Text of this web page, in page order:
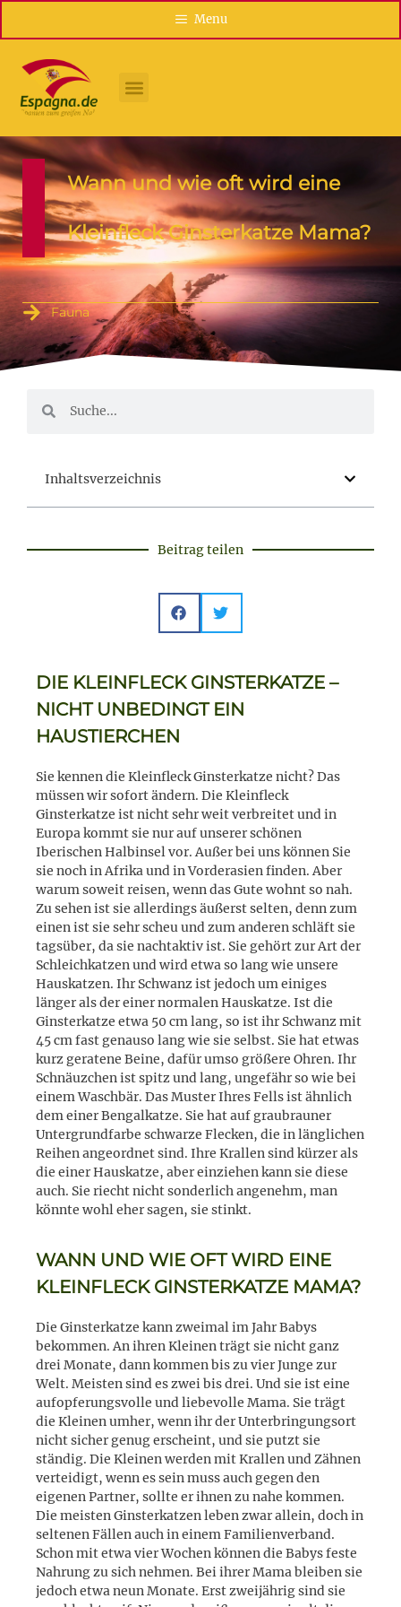
Menu
Wann und wie oft wird eine
Kleinfleck Ginsterkatze Mama?
Fauna
DIE KLEINFLECK GINSTERKATZE –
NICHT UNBEDINGT EIN
HAUSTIERCHEN
Sie kennen die Kleinfleck Ginsterkatze nicht? Das
müssen wir sofort ändern. Die Kleinfleck
Ginsterkatze ist nicht sehr weit verbreitet und in
Europa kommt sie nur auf unserer schönen
Iberischen Halbinsel vor. Außer bei uns können Sie
sie noch in Afrika und in Vorderasien finden. Aber
warum soweit reisen, wenn das Gute wohnt so nah.
Zu sehen ist sie allerdings äußerst selten, denn zum
einen ist sie sehr scheu und zum anderen schläft sie
tagsüber, da sie nachtaktiv ist. Sie gehört zur Art der
Schleichkatzen und wird etwa so lang wie unsere
Hauskatzen. Ihr Schwanz ist jedoch um einiges
länger als der einer normalen Hauskatze. Ist die
Ginsterkatze etwa 50 cm lang, so ist ihr Schwanz mit
45 cm fast genauso lang wie sie selbst. Sie hat etwas
kurz geratene Beine, dafür umso größere Ohren. Ihr
Schnäuzchen ist spitz und lang, ungefähr so wie bei
einem Waschbär. Das Muster Ihres Fells ist ähnlich
dem einer Bengalkatze. Sie hat auf graubrauner
Untergrundfarbe schwarze Flecken, die in länglichen
Reihen angeordnet sind. Ihre Krallen sind kürzer als
die einer Hauskatze, aber einziehen kann sie diese
auch. Sie riecht nicht sonderlich angenehm, man
könnte wohl eher sagen, sie stinkt.
WANN UND WIE OFT WIRD EINE
KLEINFLECK GINSTERKATZE MAMA?
Die Ginsterkatze kann zweimal im Jahr Babys
bekommen. An ihren Kleinen trägt sie nicht ganz
drei Monate, dann kommen bis zu vier Junge zur
Welt. Meisten sind es zwei bis drei. Und sie ist eine
aufopferungsvolle und liebevolle Mama. Sie trägt
die Kleinen umher, wenn ihr der Unterbringungsort
nicht sicher genug erscheint, und sie putzt sie
ständig. Die Kleinen werden mit Krallen und Zähnen
verteidigt, wenn es sein muss auch gegen den
eigenen Partner, sollte er ihnen zu nahe kommen.
Die meisten Ginsterkatzen leben zwar allein, doch in
seltenen Fällen auch in einem Familienverband.
Schon mit etwa vier Wochen können die Babys feste
Nahrung zu sich nehmen. Bei ihrer Mama bleiben sie
jedoch etwa neun Monate. Erst zweijährig sind sie
Inhaltsverzeichnis
Beitrag teilen